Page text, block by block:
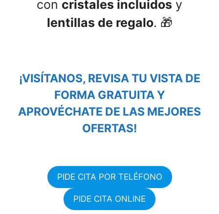
con cristales incluidos y
lentillas de regalo. 🎁
¡VISÍTANOS, REVISA TU VISTA DE
FORMA GRATUITA Y
APROVÉCHATE DE LAS MEJORES
OFERTAS!
PIDE CITA POR TELÉFONO
PIDE CITA ONLINE